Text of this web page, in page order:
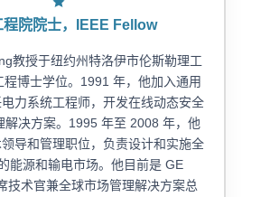
程院院士，IEEE Fellow
教授于纽约州特洛伊市伦斯勒理工
程博士学位。1991 年，他加入通用
力系统工程师，开发在线动态安全
解决方案。1995 年至 2008 年，他
导和管理职位，负责设计和实施全
能源和输电市场。他目前是 GE
技术官兼全球市场管理解决方案总